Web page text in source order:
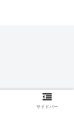
サイドバー